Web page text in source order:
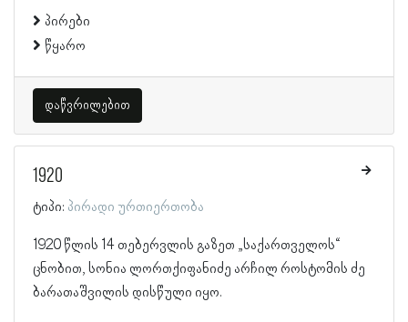
პირები
წყარო
დაწვრილებით
1920
ტიპი: პირადი ურთიერთობა
1920 წლის 14 თებერვლის გაზეთ „საქართველოს“
ცნობით, სონია ლორთქიფანიძე არჩილ როსტომის ძე
ბარათაშვილის დისწული იყო.